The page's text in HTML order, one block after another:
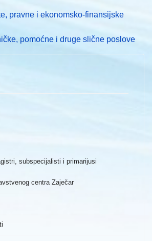
pravne i ekonomsko-finansijske
pomoćne i druge slične poslove
subspecijalisti i primarijusi
centra Zaječar